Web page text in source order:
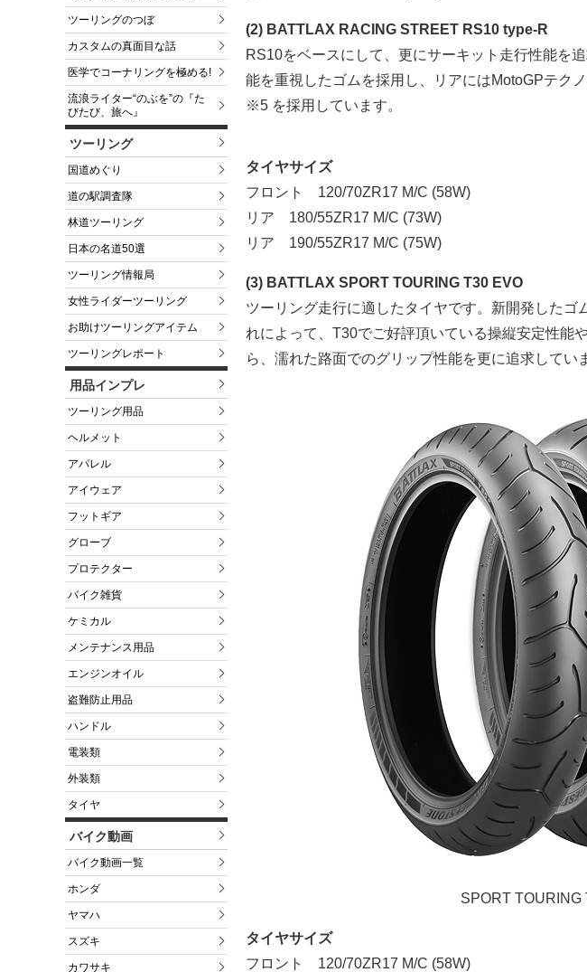
ツーリングのつぼ
カスタムの真面目な話
医学でコーナリングを極める!
流浪ライター“のぶを”の『た
びたび、旅へ』
ツーリング
国道めぐり
道の駅調査隊
林道ツーリング
日本の名道50選
ツーリング情報局
女性ライダーツーリング
お助けツーリングアイテム
ツーリングレポート
用品インプレ
ツーリング用品
ヘルメット
アパレル
アイウェア
フットギア
グローブ
プロテクター
バイク雑貨
ケミカル
メンテナンス用品
エンジンオイル
盗難防止用品
ハンドル
電装類
外装類
タイヤ
バイク動画
バイク動画一覧
ホンダ
ヤマハ
スズキ
カワサキ
(2) BATTLAX RACING STREET RS10 type-R
RS10をベースにして、更にサーキット走行性能を
能を重視したゴムを採用し、リアにはMotoGPテク
※5 を採用しています。
タイヤサイズ
フロント 120/70ZR17 M/C (58W)
リア 180/55ZR17 M/C (73W)
リア 190/55ZR17 M/C (75W)
(3) BATTLAX SPORT TOURING T30 EVO
ツーリング走行に適したタイヤです。新開発したゴ
れによって、T30でご好評頂いている操縦安定性能
ら、濡れた路面でのグリップ性能を更に追求してい
SPORT TOURING
タイヤサイズ
フロント 120/70ZR17 M/C (58W)